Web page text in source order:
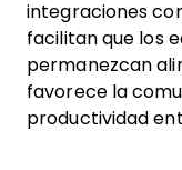
integraciones
facilitan que los
permanezcan
favorece la
productividad